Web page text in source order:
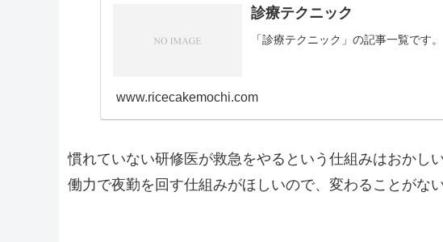
診療テクニック
「診療テクニック」の記事一覧です。
www.ricecakemochi.com
慣れていない研修医が救急をやるという仕組みはおかし
働力で夜勤を回す仕組みがほしいので、変わることがな